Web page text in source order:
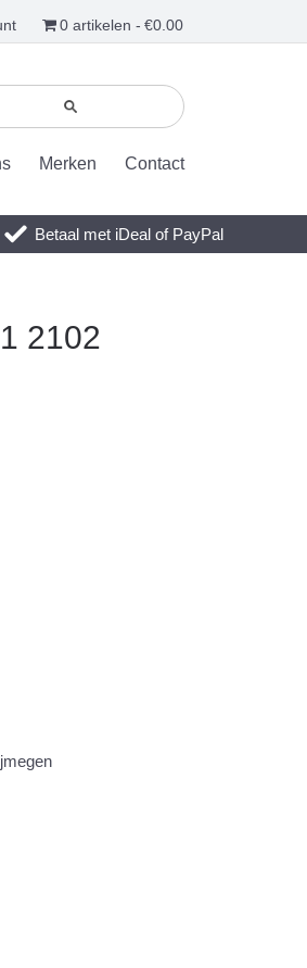
0 artikelen €0.00
Merken Contact
Betaal met iDeal of PayPal
2102